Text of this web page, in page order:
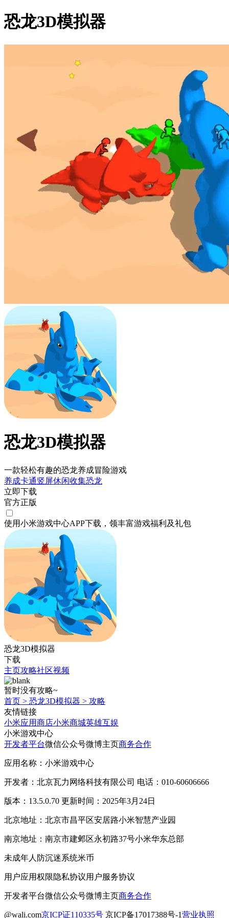
恐龙3D模拟器
恐龙3D模拟器
一款轻松有趣的恐龙养成冒险游戏
养成卡通竖屏休闲收集恐龙
立即下载
官方正版
使用小米游戏中心APP下载 ，领丰富游戏福利 及礼包
恐龙3D模拟器
下载
主页攻略社区视频
暂时没有攻略~
首页 > 恐龙3D模拟器 > 攻略
友情链接
小米应用商店小米商城英雄互娱
小米游戏中心
开发者平台微信公众号微博主页商务合作
应用名称：小米游戏中心
开发者：北京瓦力网络科技有限公司 电话：010-60606666
版本：13.5.0.70 更新时间：2025年3月24日
北京地址：北京市昌平区安居路小米智慧产业园
南京地址：南京市建邺区永初路37号小米华东总部
未成年人防沉迷系统米币
用户应用权限隐私协议用户服务协议
开发者平台微信公众号微博主页商务合作
@wali.com京ICP证110335号 京ICP备17017388号-1营业执照